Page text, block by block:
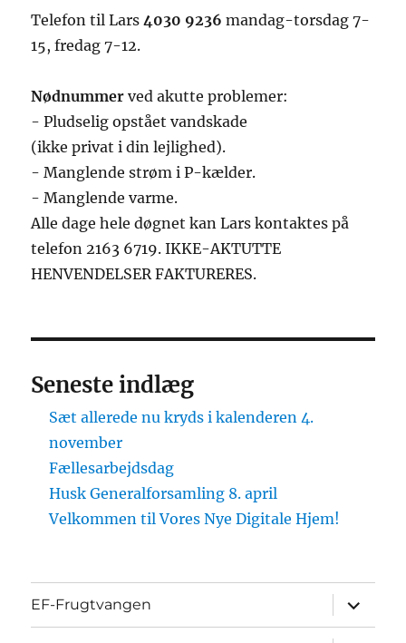
Telefon til Lars4030 9236mandag-torsdag 7-
15, fredag 7-12.
Nødnummerved akutte problemer:
- Pludselig opstået vandskade
(ikke privat i din lejlighed).
- Manglende strøm i P-kælder.
- Manglende varme.
Alle dage hele døgnet kan Lars kontaktes på
telefon 2163 6719. IKKE-AKTUTTE
HENVENDELSER FAKTURERES.
Seneste indlæg
Sæt allerede nu kryds i kalenderen 4.
november
Fællesarbejdsdag
Husk Generalforsamling 8. april
Velkommen til Vores Nye Digitale Hjem!
EF-Frugtvangen
udvid